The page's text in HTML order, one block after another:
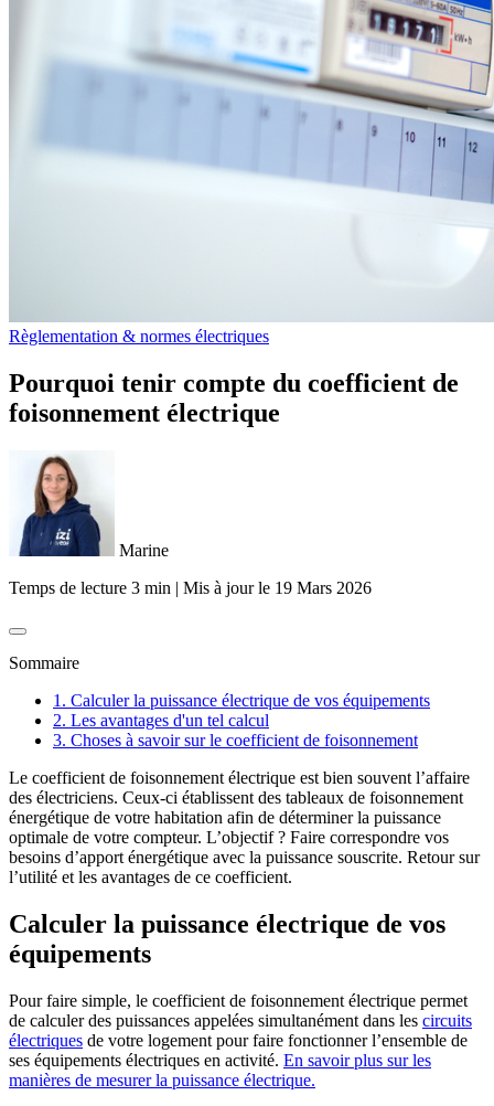
Règlementation & normes électriques
Pourquoi tenir compte du coefficient de
foisonnement électrique
Marine
Temps de lecture 3 min | Mis à jour le 19 Mars 2026
Sommaire
1. Calculer la puissance électrique de vos équipements
2. Les avantages d'un tel calcul
3. Choses à savoir sur le coefficient de foisonnement
Le coefficient de foisonnement électrique est bien souvent l’affaire
des électriciens. Ceux-ci établissent des tableaux de foisonnement
énergétique de votre habitation afin de déterminer la puissance
optimale de votre compteur. L’objectif ? Faire correspondre vos
besoins d’apport énergétique avec la puissance souscrite. Retour sur
l’utilité et les avantages de ce coefficient.
Calculer la puissance électrique de vos
équipements
Pour faire simple, le coefficient de foisonnement électrique permet
de calculer des puissances appelées simultanément dans les circuits
électriques de votre logement pour faire fonctionner l’ensemble de
ses équipements électriques en activité. En savoir plus sur les
manières de mesurer la puissance électrique.